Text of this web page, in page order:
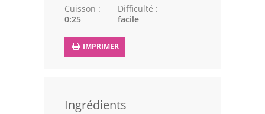
Actualités
Leçons de cuisine
Chefs
Cuisson :
0:25
Difficulté :
facile
IMPRIMER
Ingrédients